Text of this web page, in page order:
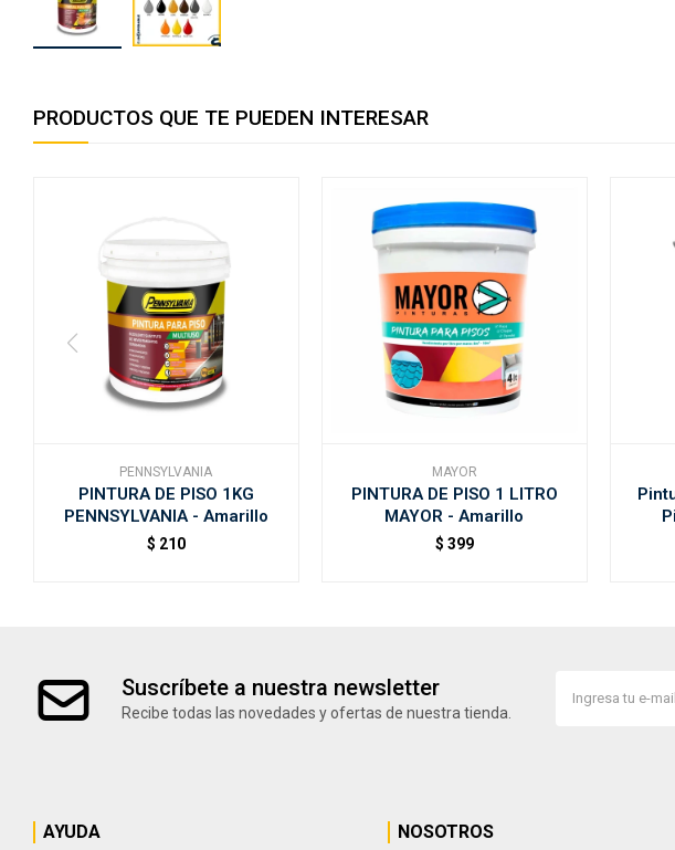
PRODUCTOS QUE TE PUEDEN INTERESAR
PENNSYLVANIA
PINTURA DE PISO 1KG
PENNSYLVANIA - Amarillo
$ 210
MAYOR
PINTURA DE PISO 1 LITRO
MAYOR - Amarillo
$ 399
Suscríbete a nuestra newsletter
Recibe todas las novedades y ofertas de nuestra tienda.
AYUDA NOSOTROS